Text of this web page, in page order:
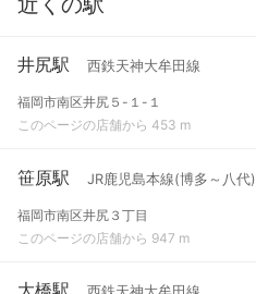
井尻駅 西鉄天神大牟田線
福岡市南区井尻５-１-１
このページの店舗から 453 m
笹原駅 JR鹿児島本線(博多～八代)
福岡市南区井尻３丁目
このページの店舗から 947 m
大橋駅